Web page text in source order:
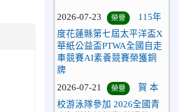
度花蓮縣第七屆太平洋盃X
華紙公益盃PTWA全國自走
車競賽AI素養競賽榮獲銅
牌
2026-07-21
校游泳隊參加 2026全國青
少年游泳錦標賽 榮獲佳